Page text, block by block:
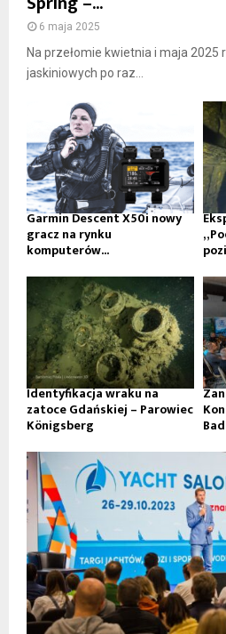
6 maja 2025
Na przełomie kwietnia i maja 2025
jaskiniowych po raz...
Garmin Descent X50i nowy
gracz na rynku
komputerów...
Identyfikacja wraku na
zatoce Gdańskiej – Parowiec
Königsberg